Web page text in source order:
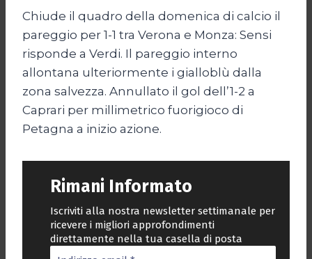
Chiude il quadro della domenica di calcio il
pareggio per 1-1 tra Verona e Monza: Sensi
risponde a Verdi. Il pareggio interno
allontana ulteriormente i gialloblù dalla
zona salvezza. Annullato il gol dell’1-2 a
Caprari per millimetrico fuorigioco di
Petagna a inizio azione.
Rimani Informato
Iscriviti alla nostra newsletter settimanale per
ricevere i migliori approfondimenti
direttamente nella tua casella di posta